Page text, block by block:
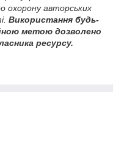
охорону авторських
Використання будь-
метою дозволено
ресурсу.